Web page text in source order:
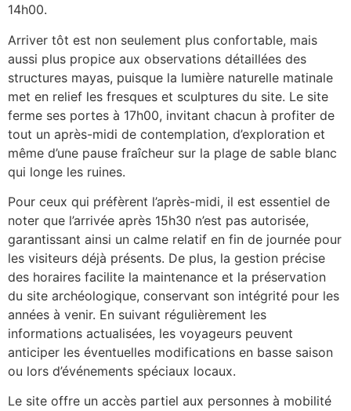
14h00.
Arriver tôt est non seulement plus confortable, mais
aussi plus propice aux observations détaillées des
structures mayas, puisque la lumière naturelle matinale
met en relief les fresques et sculptures du site. Le site
ferme ses portes à 17h00, invitant chacun à profiter de
tout un après-midi de contemplation, d’exploration et
même d’une pause fraîcheur sur la plage de sable blanc
qui longe les ruines.
Pour ceux qui préfèrent l’après-midi, il est essentiel de
noter que l’arrivée après 15h30 n’est pas autorisée,
garantissant ainsi un calme relatif en fin de journée pour
les visiteurs déjà présents. De plus, la gestion précise
des horaires facilite la maintenance et la préservation
du site archéologique, conservant son intégrité pour les
années à venir. En suivant régulièrement les
informations actualisées, les voyageurs peuvent
anticiper les éventuelles modifications en basse saison
ou lors d’événements spéciaux locaux.
Le site offre un accès partiel aux personnes à mobilité